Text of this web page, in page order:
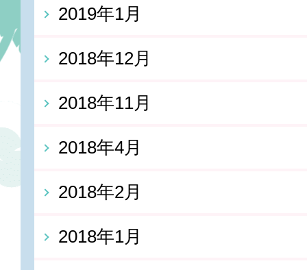
2019年1月
2018年12月
2018年11月
2018年4月
2018年2月
2018年1月